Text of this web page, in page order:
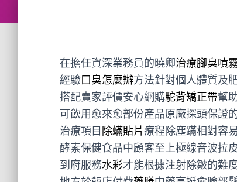
在擔任資深業務員的曉卿治療腳臭噴
經驗口臭怎麼辦方法針對個人體質及
搭配賣家評價安心網購駝背矯正帶幫
可飲用愈來愈部份產品原廠探頭保證
治療項目 除蟎貼片療程除塵蹣相對容
酵素保健食品中顧客至上極線音波拉
到府服務水彩才能根據注射除皺的難